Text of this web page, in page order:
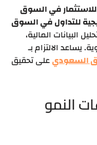
في السوق
للتداول في السوق
البيانات المالية،
يساعد الالتزام بـ
السعوديعلى تحقيق
النمو